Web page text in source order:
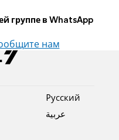
группе в WhatsApp
нам
Pусский
عربية